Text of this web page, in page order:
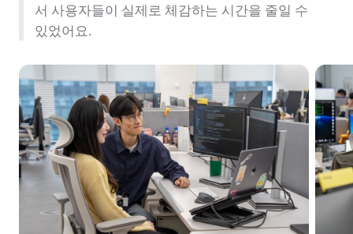
서 사용자들이 실제로 체감하는 시간을 줄일 수
있었어요.